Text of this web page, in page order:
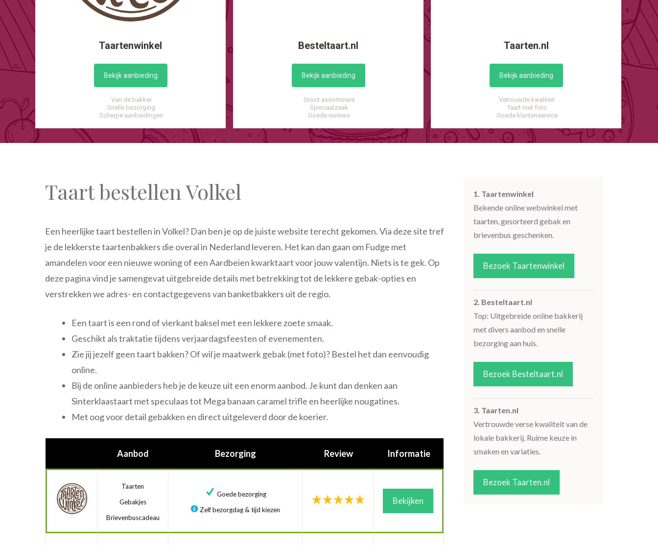
Taartenwinkel
Bekijk aanbieding
Van de bakker
Snelle bezorging
Scherpe aanbiedingen
Besteltaart.nl
Bekijk aanbieding
Groot assortiment
Speciaalzaak
Goede reviews
Taarten.nl
Bekijk aanbieding
Vetrouwde kwaliteit
Taart met foto
Goede klantenservice
Taart bestellen Volkel
Een heerlijke taart bestellen in Volkel? Dan ben je op de juiste website terecht gekomen. Via deze site tref
je de lekkerste taartenbakkers die overal in Nederland leveren. Het kan dan gaan om Fudge met
amandelen voor een nieuwe woning of een Aardbeien kwarktaart voor jouw valentijn. Niets is te gek. Op
deze pagina vind je samengevat uitgebreide details met betrekking tot de lekkere gebak-opties en
verstrekken we adres- en contactgegevens van banketbakkers uit de regio.
Een taart is een rond of vierkant baksel met een lekkere zoete smaak.
Geschikt als traktatie tijdens verjaardagsfeesten of evenementen.
Zie jij jezelf geen taart bakken? Of wil je maatwerk gebak (met foto)? Bestel het dan eenvoudig
online.
Bij de online aanbieders heb je de keuze uit een enorm aanbod. Je kunt dan denken aan
Sinterklaastaart met speculaas tot Mega banaan caramel trifle en heerlijke nougatines.
Met oog voor detail gebakken en direct uitgeleverd door de koerier.
Aanbod Bezorging Review Informatie
Taarten
Gebakjes
Brievenbuscadeau
Goede bezorging
Zelf bezorgdag & tijd kiezen
Bekijken
1. Taartenwinkel
Bekende online webwinkel met
taarten, gesorteerd gebak en
brievenbus geschenken.
Bezoek Taartenwinkel
2. Besteltaart.nl
Top: Uitgebreide online bakkerij
met divers aanbod en snelle
bezorging aan huis.
Bezoek Besteltaart.nl
3. Taarten.nl
Vertrouwde verse kwaliteit van de
lokale bakkerij. Ruime keuze in
smaken en variaties.
Bezoek Taarten.nl